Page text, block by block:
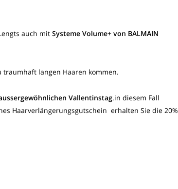
auch mit Systeme Volume+ von BALMAIN
traumhaft langen Haaren kommen.
Vallentinstag.in diesem Fall
Haarverlängerungsgutschein erhalten Sie die 20%